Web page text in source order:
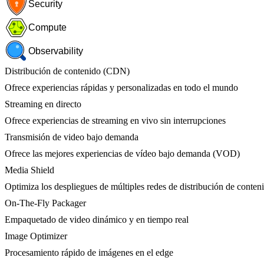
Security
Compute
Observability
Distribución de contenido (CDN)
Ofrece experiencias rápidas y personalizadas en todo el mundo
Streaming en directo
Ofrece experiencias de streaming en vivo sin interrupciones
Transmisión de video bajo demanda
Ofrece las mejores experiencias de vídeo bajo demanda (VOD)
Media Shield
Optimiza los despliegues de múltiples redes de distribución de
On-The-Fly Packager
Empaquetado de video dinámico y en tiempo real
Image Optimizer
Procesamiento rápido de imágenes en el edge